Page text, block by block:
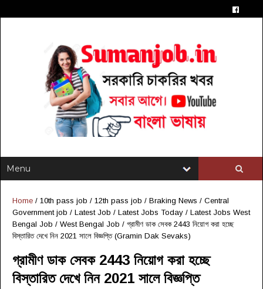
Home / 10th pass job / 12th pass job / Braking News / Central
Government job / Latest Job / Latest Jobs Today / Latest Jobs West
Bengal Job / West Bengal Job / গ্রামীণ ডাক সেবক 2443 নিয়োগ করা হচ্ছে
বিস্তারিত দেখে নিন 2021 সালে বিজ্ঞপ্তি (Gramin Dak Sevaks)
গ্রামীণ ডাক সেবক 2443 নিয়োগ করা হচ্ছে
বিস্তারিত দেখে নিন 2021 সালে বিজ্ঞপ্তি